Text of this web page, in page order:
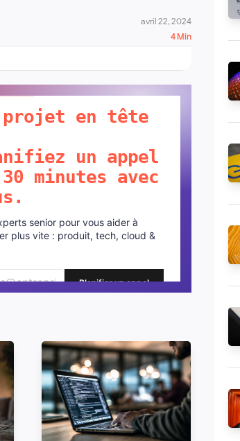
avril 22, 2024
4 Min
projet en tête
un appel
minutes avec
senior pour vous aider à
plus vite : produit, tech, cloud &
Planifier un appel